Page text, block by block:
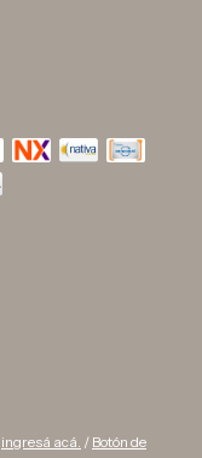
ingresá acá. / Botón de